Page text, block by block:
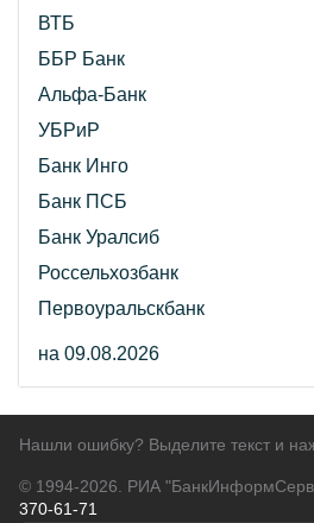
ВТБ
ББР Банк
Альфа-Банк
УБРиР
Банк Инго
Банк ПСБ
Банк Уралсиб
Россельхозбанк
Первоуральскбанк
на 09.08.2026
Нашли ошибку? Выделите текст и
© 1994-2026. РИА
370-61-71